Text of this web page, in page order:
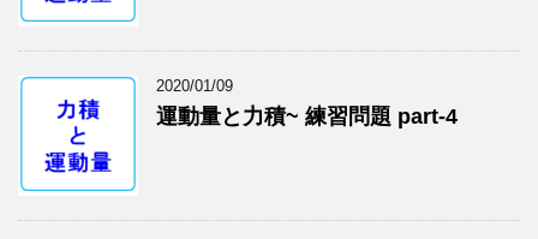
2020/01/09
運動量と力積~ 練習問題 part-4